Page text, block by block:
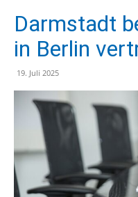
Darmstadt
in Berlin
19. Juli 2025